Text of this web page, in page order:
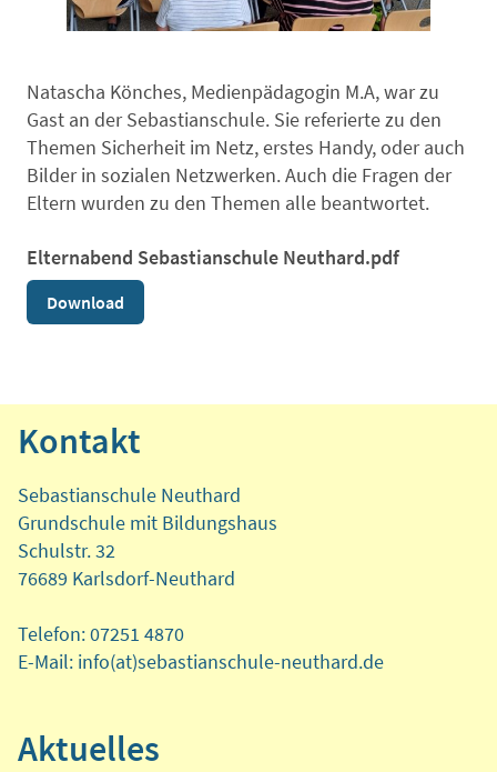
Natascha Könches, Medienpädagogin M.A, war zu
Gast an der Sebastianschule. Sie referierte zu den
Themen Sicherheit im Netz, erstes Handy, oder auch
Bilder in sozialen Netzwerken. Auch die Fragen der
Eltern wurden zu den Themen alle beantwortet.
Elternabend Sebastianschule Neuthard.pdf
Download
Kontakt
Sebastianschule Neuthard
Grundschule mit Bildungshaus
Schulstr. 32
76689 Karlsdorf-Neuthard
Telefon: 07251 4870
E-Mail: info(at)sebastianschule-neuthard.de
Aktuelles